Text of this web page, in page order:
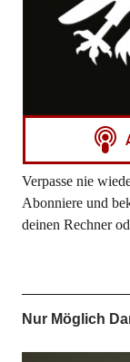
Verpasse nie
Abonniere und
deinen Rechner
Nur Möglich